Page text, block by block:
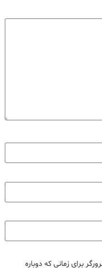
برای زمانی که دوباره